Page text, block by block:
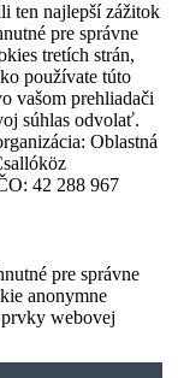
ten najlepší zážitok
pre správne
tretích strán,
používate túto
vašom prehliadači
súhlas odvolať.
Oblastná
42 288 967
pre správne
anonymne
prvky webovej